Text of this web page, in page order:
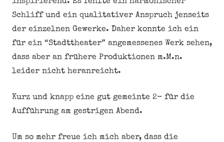
Schliff und ein qualitativer Anspruch jenseits
der einzelnen Gewerke. Daher konnte ich ein
für ein “Stadttheater” angemessenes Werk sehen,
dass aber an frühere Produktionen m.M.n.
leider nicht heranreicht.
Kurz und knapp eine gut gemeinte 2- für die
Aufführung am gestrigen Abend.
Um so mehr freue ich mich aber, dass die